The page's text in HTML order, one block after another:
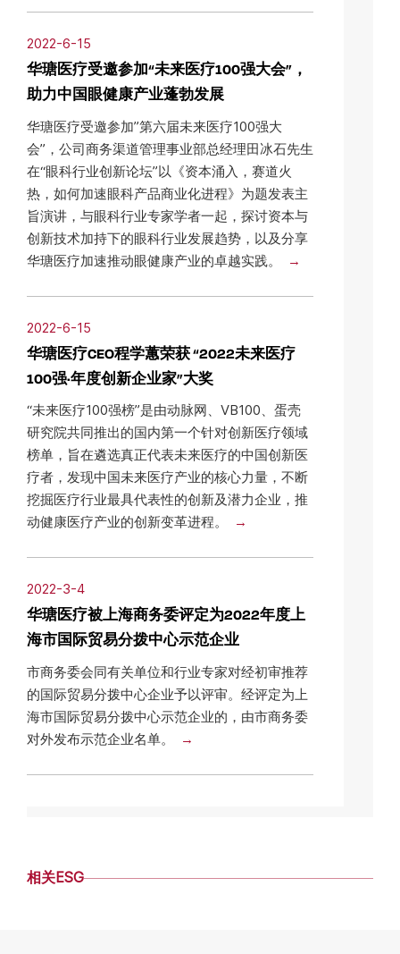
2022-6-15
华瑭医疗受邀参加“未来医疗100强大会”，
助力中国眼健康产业蓬勃发展
华瑭医疗受邀参加”第六届未来医疗100强大
会”，公司商务渠道管理事业部总经理田冰石先生
在“眼科行业创新论坛”以《资本涌入，赛道火
热，如何加速眼科产品商业化进程》为题发表主
旨演讲，与眼科行业专家学者一起，探讨资本与
创新技术加持下的眼科行业发展趋势，以及分享
华瑭医疗加速推动眼健康产业的卓越实践。
2022-6-15
华瑭医疗CEO程学蕙荣获 “2022未来医疗
100强·年度创新企业家”大奖
“未来医疗100强榜”是由动脉网、VB100、蛋壳
研究院共同推出的国内第一个针对创新医疗领域
榜单，旨在遴选真正代表未来医疗的中国创新医
疗者，发现中国未来医疗产业的核心力量，不断
挖掘医疗行业最具代表性的创新及潜力企业，推
动健康医疗产业的创新变革进程。
2022-3-4
华瑭医疗被上海商务委评定为2022年度上
海市国际贸易分拨中心示范企业
市商务委会同有关单位和行业专家对经初审推荐
的国际贸易分拨中心企业予以评审。经评定为上
海市国际贸易分拨中心示范企业的，由市商务委
对外发布示范企业名单。
相关ESG